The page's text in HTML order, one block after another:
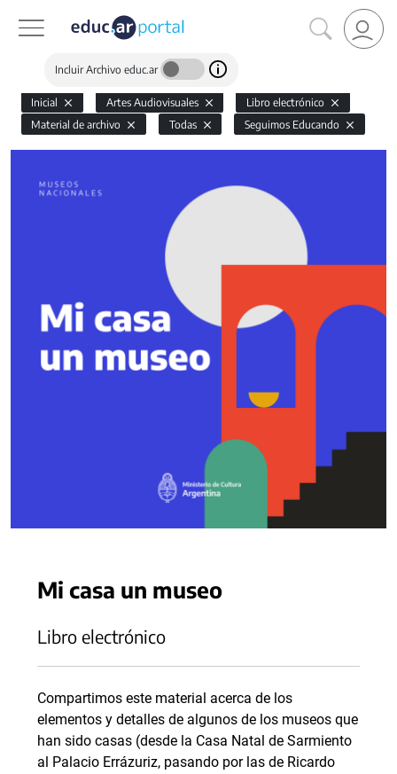
Incluir Archivo educ.ar
Inicial Artes Audiovisuales
Libro electrónico
Material de archivo
Todas Seguimos Educando
Mi casa un museo
Libro electrónico
Compartimos este material acerca de los
elementos y detalles de algunos de los museos que
han sido casas (desde la Casa Natal de Sarmiento
al Palacio Errázuriz, pasando por las de Ricardo